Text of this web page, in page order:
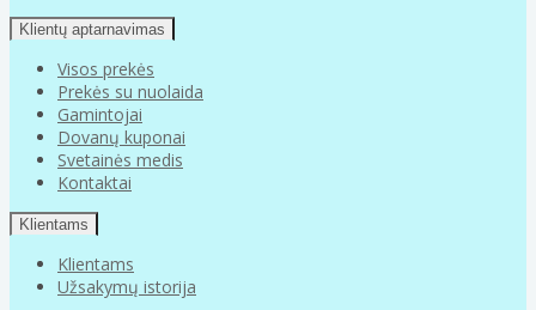
Klientų aptarnavimas
Visos prekės
Prekės su nuolaida
Gamintojai
Dovanų kuponai
Svetainės medis
Kontaktai
Klientams
Klientams
Užsakymų istorija